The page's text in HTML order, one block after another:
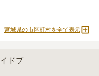
にかかる費用はないか」を
宮城県の市区町村を全て表示